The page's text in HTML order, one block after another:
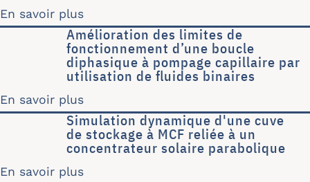
En savoir plus
Amélioration des limites de
fonctionnement d’une boucle
diphasique à pompage capillaire par
utilisation de ﬂuides binaires
En savoir plus
Simulation dynamique d'une cuve
de stockage à MCF reliée à un
concentrateur solaire parabolique
En savoir plus